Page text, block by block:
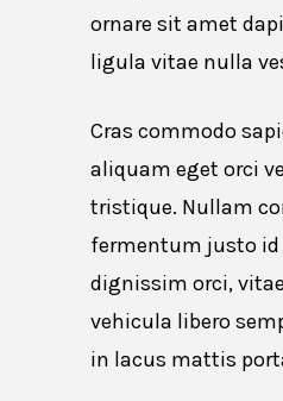
ornare sit amet
ligula vitae nulla
Cras commodo
aliquam eget orci
tristique. Nullam
fermentum justo id
dignissim orci,
vehicula libero
in lacus mattis